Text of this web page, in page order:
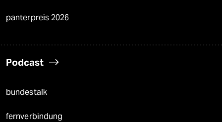
panterpreis 2026
Podcast
bundestalk
fernverbindung